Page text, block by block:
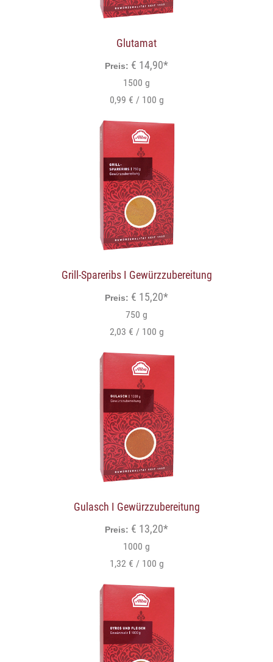
Glutamat
Preis: € 14,90*
1500 g
0,99 € / 100 g
Grill-Spareribs I Gewürzzubereitung
Preis: € 15,20*
750 g
2,03 € / 100 g
Gulasch I Gewürzzubereitung
Preis: € 13,20*
1000 g
1,32 € / 100 g